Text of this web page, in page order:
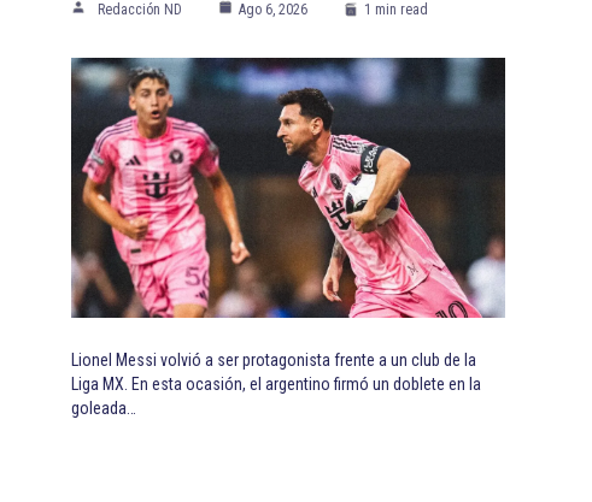
Redacción ND Ago 6, 2026 1 min read
Lionel Messi volvió a ser protagonista frente a un club de la
Liga MX. En esta ocasión, el argentino firmó un doblete en la
goleada…